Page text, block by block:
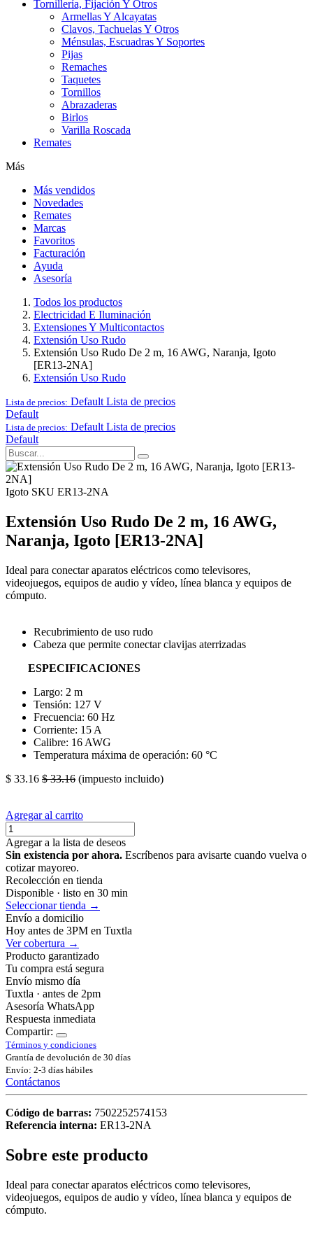
Tornillería, Fijación Y Otros
Armellas Y Alcayatas
Clavos, Tachuelas Y Otros
Ménsulas, Escuadras Y Soportes
Pijas
Remaches
Taquetes
Tornillos
Abrazaderas
Birlos
Varilla Roscada
Remates
Más
Más vendidos
Novedades
Remates
Marcas
Favoritos
Facturación
Ayuda
Asesoría
Todos los productos
Electricidad E Iluminación
Extensiones Y Multicontactos
Extensión Uso Rudo
Extensión Uso Rudo De 2 m, 16 AWG, Naranja, Igoto
[ER13-2NA]
Extensión Uso Rudo
Lista de precios: Default Lista de precios
Default
Lista de precios: Default Lista de precios
Default
Igoto SKU ER13-2NA
Extensión Uso Rudo De 2 m, 16 AWG,
Naranja, Igoto [ER13-2NA]
Ideal para conectar aparatos eléctricos como televisores,
videojuegos, equipos de audio y vídeo, línea blanca y equipos de
cómputo.
Recubrimiento de uso rudo
Cabeza que permite conectar clavijas aterrizadas
ESPECIFICACIONES
Largo: 2 m
Tensión: 127 V
Frecuencia: 60 Hz
Corriente: 15 A
Calibre: 16 AWG
Temperatura máxima de operación: 60 °C
$ 33.16 $33.16 (impuesto incluido)
Agregar al carrito
Agregar a la lista de deseos
Sin existencia por ahora. Escríbenos para avisarte cuando vuelva o
cotizar mayoreo.
Recolección en tienda
Disponible · listo en 30 min
Seleccionar tienda →
Envío a domicilio
Hoy antes de 3PM en Tuxtla
Ver cobertura →
Producto garantizado
Tu compra está segura
Envío mismo día
Tuxtla · antes de 2pm
Asesoría WhatsApp
Respuesta inmediata
Compartir:
Términos y condiciones
Grantía de devolución de 30 días
Envío: 2-3 días hábiles
Contáctanos
Código de barras: 7502252574153
Referencia interna: ER13-2NA
Sobre este producto
Ideal para conectar aparatos eléctricos como televisores,
videojuegos, equipos de audio y vídeo, línea blanca y equipos de
cómputo.